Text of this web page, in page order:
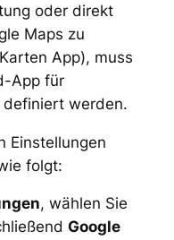
oder direkt
Maps zu
App), muss
App für
werden.
Einstellungen
folgt:
, wählen Sie
Google